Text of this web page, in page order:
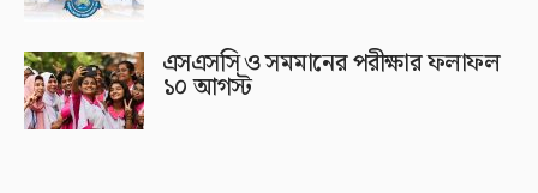
এসএসসি ও সমমানের পরীক্ষার ফলাফল
১০ আগস্ট